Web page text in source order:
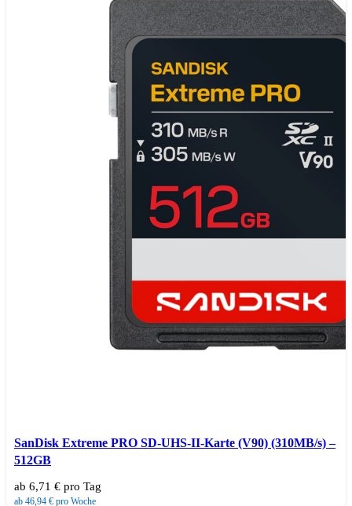
SanDisk Extreme PRO SD-UHS-II-Karte (V90) (310MB/s) –
512GB
ab 6,71 € pro Tag
ab 46,94 € pro Woche